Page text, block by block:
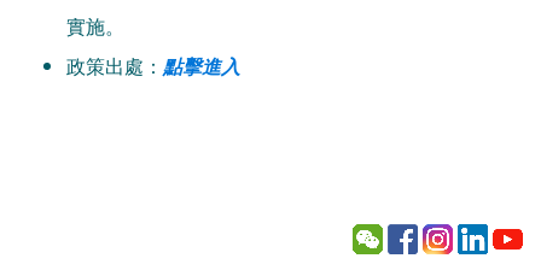
實施。
政策出處： 點擊進入